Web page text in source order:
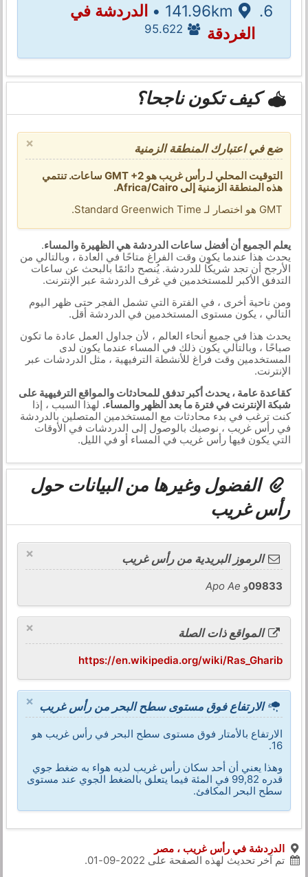
141.96km •
الدردشة في
الغردقة
كيف تكون ناجحا؟
× ضع في اعتبارك المنطقة الزمنية
التوقيت المحلي لـ رأس غريب هو GMT +2 ساعات. تنتمي
هذه المنطقة الزمنية إلى Africa/Cairo.
GMT هو اختصار لـ Standard Greenwich Time.
يعلم الجميع أن أفضل ساعات الدردشة هي الظهيرة والمساء.
يحدث هذا عندما يكون وقت الفراغ متاحًا في العادة ، وبالتالي من
الأرجح أن تجد شريكًا للدردشة. يُنصح دائمًا بالبحث عن ساعات
التدفق الأكبر للمستخدمين في غرف الدردشة عبر الإنترنت.
ومن ناحية أخرى ، في الفترة التي تشمل الفجر حتى ظهر اليوم
التالي ، يكون مستوى المستخدمين في الدردشة أقل.
يحدث هذا في جميع أنحاء العالم ، لأن جداول العمل عادة ما تكون
صباحًا ، وبالتالي يكون ذلك في المساء عندما يكون لدى
المستخدمين وقت فراغ للأنشطة الترفيهية ، مثل الدردشات عبر
الإنترنت.
كقاعدة عامة ، يحدث أكبر تدفق للمحادثات والمواقع الترفيهية على
شبكة الإنترنت في فترة ما بعد الظهر والمساء. لهذا السبب ، إذا
كنت ترغب في بدء محادثات مع المستخدمين المتصلين بالدردشة
في رأس غريب ، نوصيك بالوصول إلى الدردشات في الأوقات
التي يكون فيها رأس غريب في المساء أو في الليل.
الفضول وغيرها من البيانات حول
رأس غريب
× الرموز البريدية من رأس غريب
09833و Apo Ae
× المواقع ذات الصلة
https://en.wikipedia.org/wiki/Ras_Gharib
× الارتفاع فوق مستوى سطح البحر من رأس غريب
الارتفاع بالأمتار فوق مستوى سطح البحر في رأس غريب هو
16.
وهذا يعني أن أحد سكان رأس غريب لديه هواء به ضغط جوي
قدره 99,82 في المئة فيما يتعلق بالضغط الجوي عند مستوى
سطح البحر المكافئ.
الدردشة في رأس غريب ، مصر
تم آخر تحديث لهذه الصفحة على 2022-09-01
.